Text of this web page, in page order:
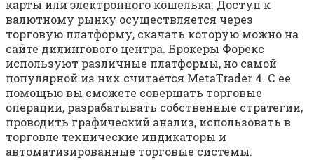
карты или электронного кошелька. Доступ к
валютному рынку осуществляется через
торговую платформу, скачать которую можно на
сайте дилингового центра. Брокеры Форекс
используют различные платформы, но самой
популярной из них считается MetaTrader 4. С ее
помощью вы сможете совершать торговые
операции, разрабатывать собственные стратегии,
проводить графический анализ, использовать в
торговле технические индикаторы и
автоматизированные торговые системы.